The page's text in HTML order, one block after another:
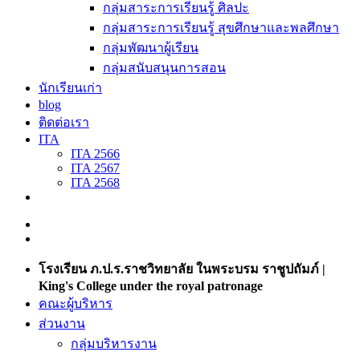
กลุ่มสาระการเรียนรู้ ศิลปะ
กลุ่มสาระการเรียนรู้ สุขศึกษาและพลศึกษา
กลุ่มพัฒนาผู้เรียน
กลุ่มสนับสนุนการสอน
นักเรียนเก่า
blog
ติดต่อเรา
ITA
ITA 2566
ITA 2567
ITA 2568
โรงเรียน ภ.ป.ร.ราชวิทยาลัย ในพระบรม ราชูปถัมภ์ |
King's College under the royal patronage
คณะผู้บริหาร
ส่วนงาน
กลุ่มบริหารงาน